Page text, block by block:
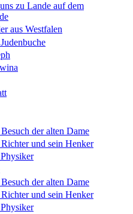
zu Lande auf dem
aus Westfalen
der alten Dame
und sein Henker
der alten Dame
und sein Henker